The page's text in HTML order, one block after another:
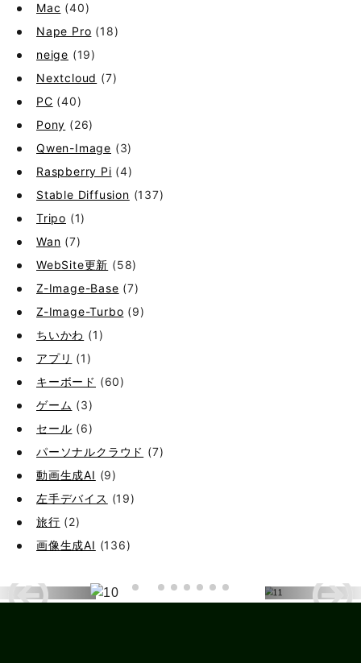
Mac (40)
Nape Pro (18)
neige (19)
Nextcloud (7)
PC (40)
Pony (26)
Qwen-Image (3)
Raspberry Pi (4)
Stable Diffusion (137)
Tripo (1)
Wan (7)
WebSite更新 (58)
Z-Image-Base (7)
Z-Image-Turbo (9)
ちいかわ (1)
アプリ (1)
キーボード (60)
ゲーム (3)
セール (6)
パーソナルクラウド (7)
動画生成AI (9)
左手デバイス (19)
旅行 (2)
画像生成AI (136)